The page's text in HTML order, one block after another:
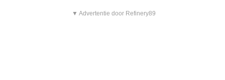
▼ Advertentie door Refinery89